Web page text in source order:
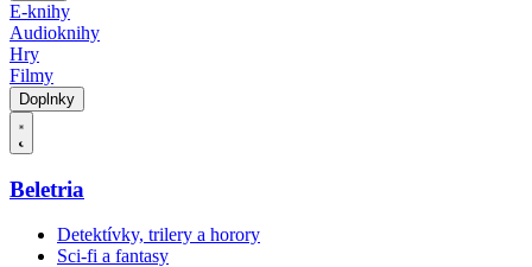
E-knihy
Audioknihy
Hry
Filmy
Doplnky
Beletria
Detektívky, trilery a horory
Sci-fi a fantasy